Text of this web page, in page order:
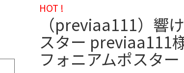
HOT !
（previaa111）響
スター previaa111
フォニアムポスタ